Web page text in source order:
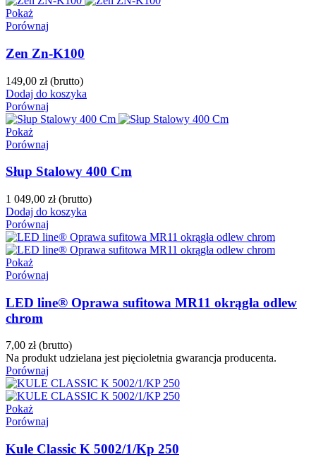
Pokaż
Porównaj
Zen Zn-K100
149,00 zł (brutto)
Dodaj do koszyka
Porównaj
Pokaż
Porównaj
Słup Stalowy 400 Cm
1 049,00 zł (brutto)
Dodaj do koszyka
Porównaj
Pokaż
Porównaj
LED line® Oprawa sufitowa MR11 okrągła odlew
chrom
7,00 zł (brutto)
Na produkt udzielana jest pięcioletnia gwarancja producenta.
Porównaj
Pokaż
Porównaj
Kule Classic K 5002/1/Kp 250